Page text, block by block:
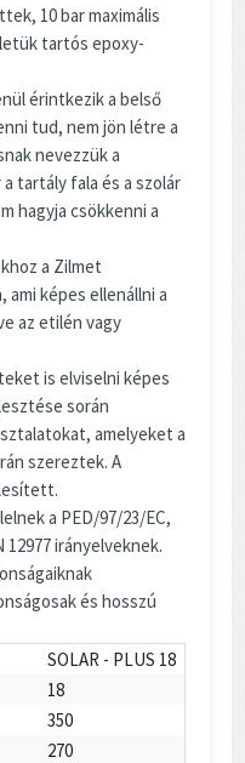
10 bar maximális
tartós epoxy-
érintkezik a belső
tud, nem jön létre a
nevezzük a
tartály fala és a szolár
hagyja csökkenni a
a Zilmet
képes ellenállni a
az etilén vagy
is elviselni képes
során
amelyeket a
szereztek. A
a PED/97/23/EC,
12977 irányelveknek.
és hosszú
SOLAR - PLUS 18
18
350
270